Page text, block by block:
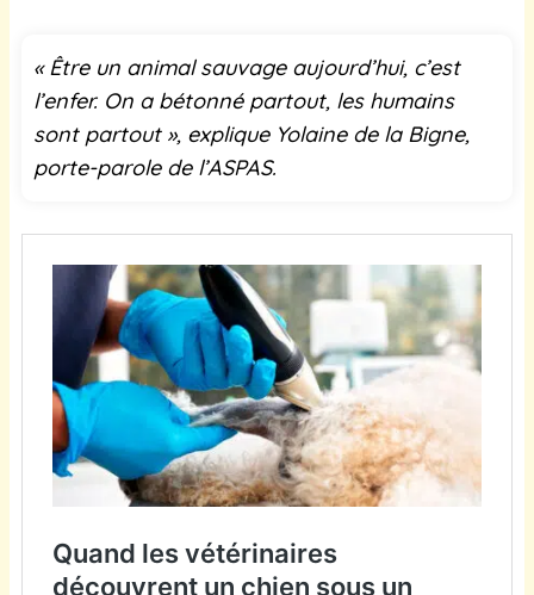
« Être un animal sauvage aujourd’hui, c’est
l’enfer. On a bétonné partout, les humains
sont partout », explique Yolaine de la Bigne,
porte-parole de l’ASPAS.